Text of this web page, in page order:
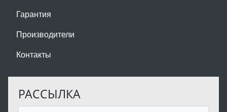
Гарантия
Производители
Контакты
РАССЫЛКА